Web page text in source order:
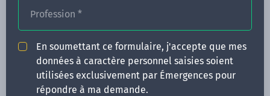
Profession *
En soumettant ce formulaire, j'accepte que mes
données à caractère personnel saisies soient
utilisées exclusivement par Émergences pour
répondre à ma demande.
ACTUALITÉS
INFOS PRATIQUES
Qui sommes-nous ?
CONTACT